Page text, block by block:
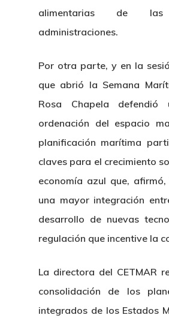
alimentarias de las
administraciones.
Por otra parte, y en la
que abrió la Semana
Rosa Chapela defendió
ordenación del espacio
planificación marítima
claves para el crecimiento
economía azul que,
una mayor integración
desarrollo de nuevas
regulación que incentive la
La directora del CETMAR
consolidación de los
integrados de los Estados